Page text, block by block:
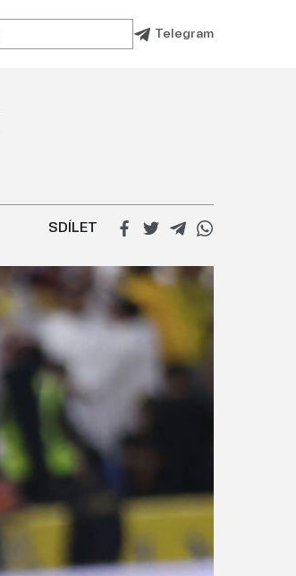
Telegram
SDÍLET